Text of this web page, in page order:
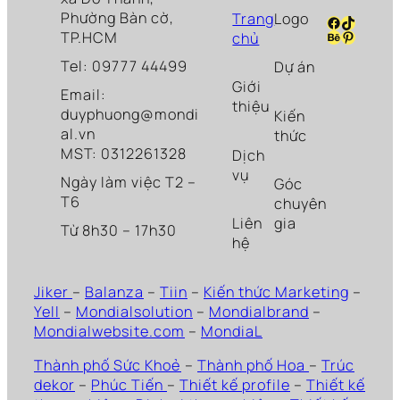
Phường Bàn cờ,
TP.HCM
Tel: 09777 44499
Email:
duyphuong@mondi
al.vn
MST: 0312261328
Ngày làm việc T2 –
T6
Từ 8h30 – 17h30
Trang
chủ
Giới
thiệu
Dịch
vụ
Liên
hệ
Logo
Dự án
Kiến
thức
Góc
chuyên
gia
Facebook
TikTok
Behance
Jiker – Balanza – Tiin – Kiến thức Marketing –
Yell – Mondialsolution – Mondialbrand –
Mondialwebsite.com – MondiaL
Thành phố Sức Khoẻ – Thành phố Hoa – Trúc
dekor – Phúc Tiến – Thiết kế profile – Thiết kế